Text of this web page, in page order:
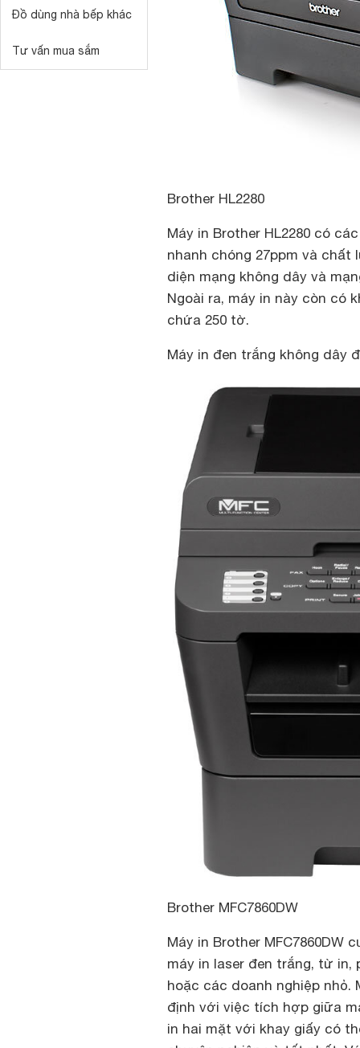
Đồ dùng nhà bếp khác
Tư vấn mua sắm
Brother HL2280
Máy in Brother HL2280 có
nhanh chóng 27ppm và
diện mạng không dây và
Ngoài ra, máy in này còn có
chứa 250 tờ.
Máy in đen trắng không dây
Brother MFC7860DW
Máy in Brother
máy in laser đen trắng, từ
hoặc các doanh nghiệp nhỏ.
định với việc tích hợp giữa
in hai mặt với khay giấy có